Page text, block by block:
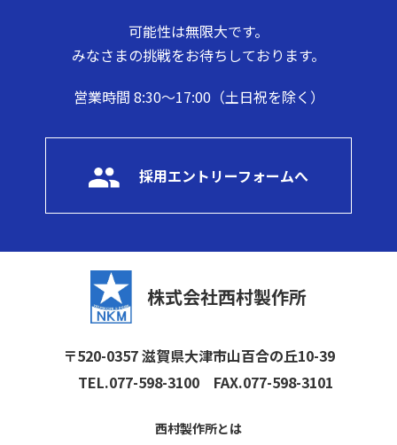
可能性は無限大です。
みなさまの挑戦をお待ちしております。
営業時間 8:30～17:00（土日祝を除く）
採用エントリーフォームへ
株式会社西村製作所
〒520-0357 滋賀県大津市山百合の丘10-39
TEL.077-598-3100FAX.077-598-3101
西村製作所とは